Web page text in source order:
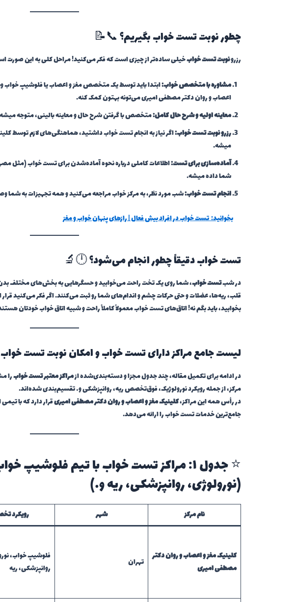
چطور نوبت تست خواب بگیریم؟ 📞📝
رزرونوبت تست خوابخیلی ساده‌تر از چیزی است که فکر می‌کنید! مراحل کلی به این صورت
مشاوره با متخصص خواب:ابتدا باید توسط یک متخصص مغز و اعصاب یا فلوشیپ خواب
اعصاب و روان دکتر مصطفی امیری می‌تونه بهتون کمک کنه.
معاینه اولیه و شرح حال کامل:متخصص با گرفتن شرح حال و معاینه بالینی، متوجه میشه
رزرو نوبت تست خواب:اگر نیاز به انجام تست خواب داشتید، هماهنگی‌های لازم توسط
میشه.
آماده‌سازی برای تست:اطلاعات کاملی درباره نحوه آماده‌شدن برای تست خواب (مثل
شما داده میشه.
انجام تست خواب:شب مورد نظر، به مرکز خواب مراجعه می‌کنید و همه تجهیزات به شما
بخوانید:تست خواب در افراد بیش فعال | رازهای پنهان خواب و مغز
تست خواب دقیقاً چطور انجام می‌شود؟ 🕛🔬
در شبتست خواب، شما روی یک تخت راحت می‌خوابید و حسگرهایی به بخش‌های مختلف
قلب، ریه‌ها، عضلات و حتی حرکات چشم و اندام‌های شما رو ثبت می‌کنند. اگر فکر می‌کنید
بخوابید، باید بگم نه! اتاق‌های تست خواب معمولاً کاملاً راحت و شبیه اتاق خواب خودتان
لیست جامع مراکز دارای تست خواب و امکان نوبت تست
در ادامه برای تکمیل مقاله، چند جدول مجزا و دسته‌بندی‌شده ازمراکز معتبر تست خوابرا
مرکز، از جمله رویکرد نورولوژیک، فوق‌تخصص ریه، روانپزشکی و… تقسیم‌بندی شده‌اند.
در رأس همه این مراکز،کلینیک مغز و اعصاب و روان دکتر مصطفی امیریقرار دارد که با
جامع‌ترین خدمات تست خواب را ارائه می‌دهد.
⭐ جدول ۱: مراکز تست خواب با تیم
(نورولوژی، روانپزشکی، ریه و…)
نام مرکز شهر رویکرد
کلینیک مغز و اعصاب و روان دکتر
مصطفی امیری
تهران
فلوشیپ خواب،
روانپزشکی، ریه